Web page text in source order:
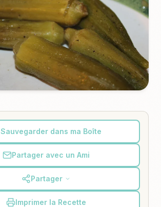
Sauvegarder dans ma Boîte
Partager avec un Ami
Partager
Imprimer la Recette